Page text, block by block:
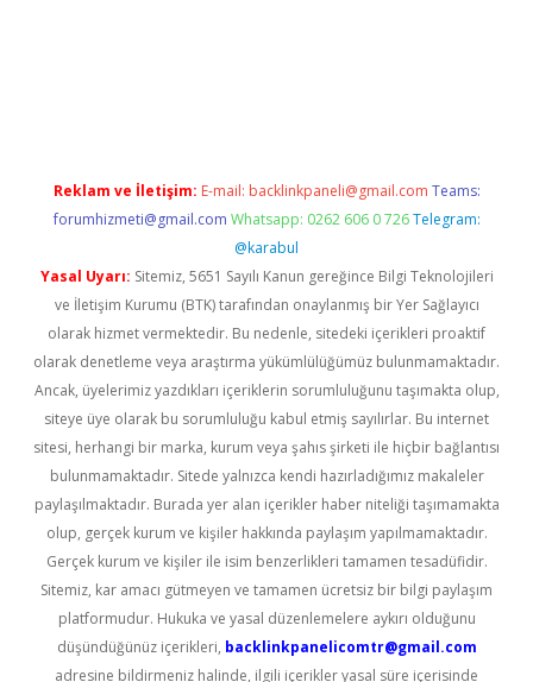
Reklam ve İletişim: E-mail: backlinkpaneli@gmail.com Teams:
forumhizmeti@gmail.com Whatsapp: 0262 606 0 726 Telegram:
@karabul
Yasal Uyarı: Sitemiz, 5651 Sayılı Kanun gereğince Bilgi Teknolojileri
ve İletişim Kurumu (BTK) tarafından onaylanmış bir Yer Sağlayıcı
olarak hizmet vermektedir. Bu nedenle, sitedeki içerikleri proaktif
olarak denetleme veya araştırma yükümlülüğümüz bulunmamaktadır.
Ancak, üyelerimiz yazdıkları içeriklerin sorumluluğunu taşımakta olup,
siteye üye olarak bu sorumluluğu kabul etmiş sayılırlar. Bu internet
sitesi, herhangi bir marka, kurum veya şahıs şirketi ile hiçbir bağlantısı
bulunmamaktadır. Sitede yalnızca kendi hazırladığımız makaleler
paylaşılmaktadır. Burada yer alan içerikler haber niteliği taşımamakta
olup, gerçek kurum ve kişiler hakkında paylaşım yapılmamaktadır.
Gerçek kurum ve kişiler ile isim benzerlikleri tamamen tesadüfidir.
Sitemiz, kar amacı gütmeyen ve tamamen ücretsiz bir bilgi paylaşım
platformudur. Hukuka ve yasal düzenlemelere aykırı olduğunu
düşündüğünüz içerikleri, backlinkpanelicomtr@gmail.com
adresine bildirmeniz halinde, ilgili içerikler yasal süre içerisinde